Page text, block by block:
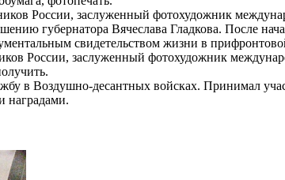
России, заслуженный фотохудожник
губернатора Вячеслава Гладкова. После
свидетельством жизни в
России, заслуженный фотохудожник
в Воздушно-десантных войсках. Принимал
наградами.